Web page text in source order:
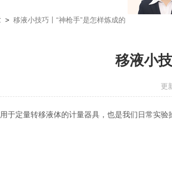
> 移液小技巧丨“神枪手”是怎样炼成的
移液小
更
定量转移液体的计量器具，也是我们日常实验